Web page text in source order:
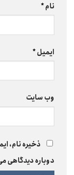
نام*
ایمیل*
وب‌ سایت
ذخیره نام،
دوباره دیدگاهی